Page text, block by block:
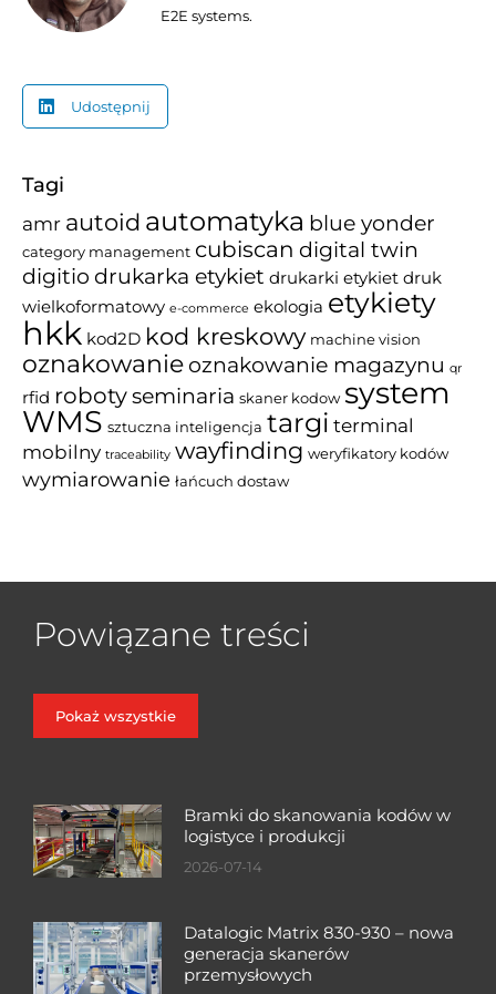
E2E systems.
Udostępnij
Tagi
amr autoid automatyka blue yonder
category management cubiscan digital twin
digitio drukarka etykiet drukarki etykiet druk
wielkoformatowy e-commerce ekologia etykiety
hkk kod2D kod kreskowy machine vision
oznakowanie oznakowanie magazynu qr
rfid robotyseminaria skaner kodow system
WMS sztuczna inteligencja targi terminal
mobilny traceability wayfinding weryfikatory kodów
wymiarowanie łańcuch dostaw
Powiązane treści
Pokaż wszystkie
Bramki do skanowania kodów w
logistyce i produkcji
2026-07-14
Datalogic Matrix 830-930 – nowa
generacja skanerów
przemysłowych